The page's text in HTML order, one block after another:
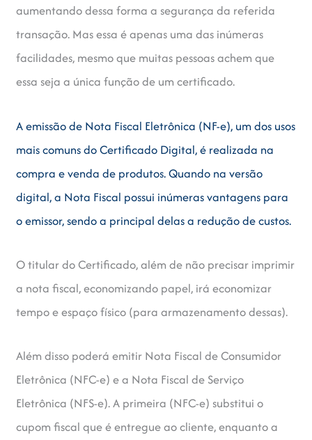
aumentando dessa forma a segurança da referida
transação. Mas essa é apenas uma das inúmeras
facilidades, mesmo que muitas pessoas achem que
essa seja a única função de um certificado.
A emissão de Nota Fiscal Eletrônica (NF-e), um dos usos
mais comuns do Certificado Digital, é realizada na
compra e venda de produtos. Quando na versão
digital, a Nota Fiscal possui inúmeras vantagens para
o emissor, sendo a principal delas a redução de custos.
O titular do Certificado, além de não precisar imprimir
a nota fiscal, economizando papel, irá economizar
tempo e espaço físico (para armazenamento dessas).
Além disso poderá emitir Nota Fiscal de Consumidor
Eletrônica (NFC-e) e a Nota Fiscal de Serviço
Eletrônica (NFS-e). A primeira (NFC-e) substitui o
cupom fiscal que é entregue ao cliente, enquanto a